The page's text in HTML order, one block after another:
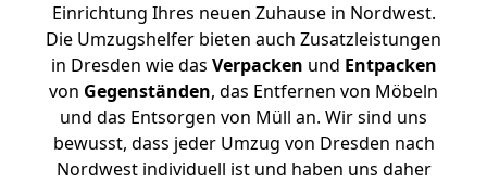
Einrichtung Ihres neuen Zuhause in Nordwest.
Die Umzugshelfer bieten auch Zusatzleistungen
in Dresden wie das Verpacken und Entpacken
von Gegenständen, das Entfernen von Möbeln
und das Entsorgen von Müll an. Wir sind uns
bewusst, dass jeder Umzug von Dresden nach
Nordwest individuell ist und haben uns daher